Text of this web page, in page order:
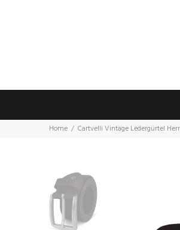
Home Cartvelli Vintage Ledergürtel